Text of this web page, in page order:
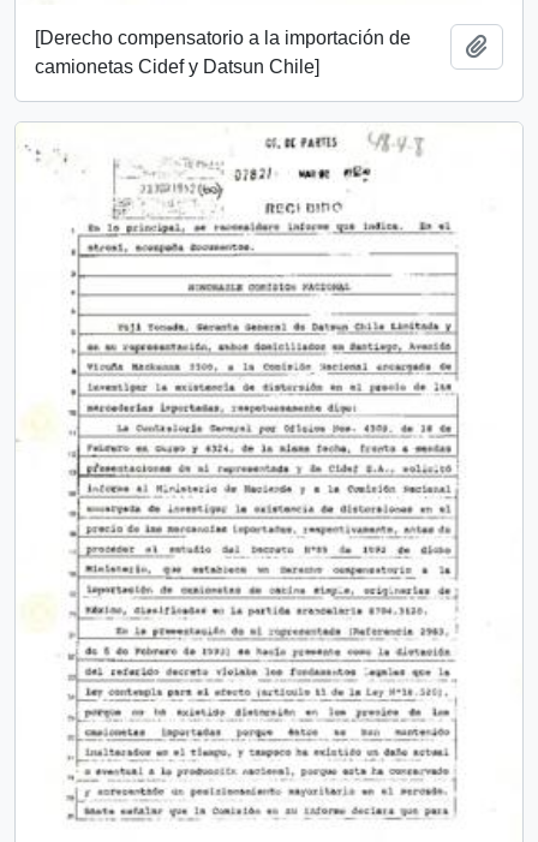
[Derecho compensatorio a la importación de
camionetas Cidef y Datsun Chile]